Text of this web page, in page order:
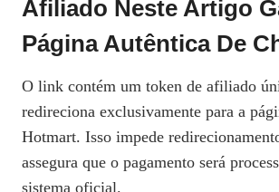
Afiliado Neste Artigo
Página Autêntica De
O link contém um token de afiliado
redireciona exclusivamente para a
Hotmart. Isso impede
assegura que o pagamento será
sistema oficial.